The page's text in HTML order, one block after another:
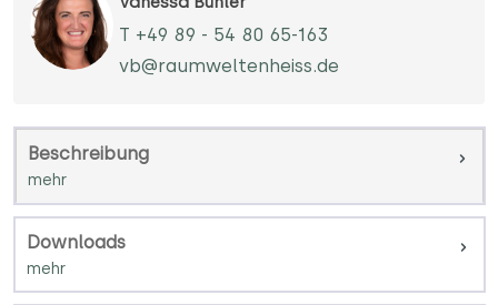
T +49 89 - 54 80 65-163
vb@raumweltenheiss.de
Beschreibung
Downloads